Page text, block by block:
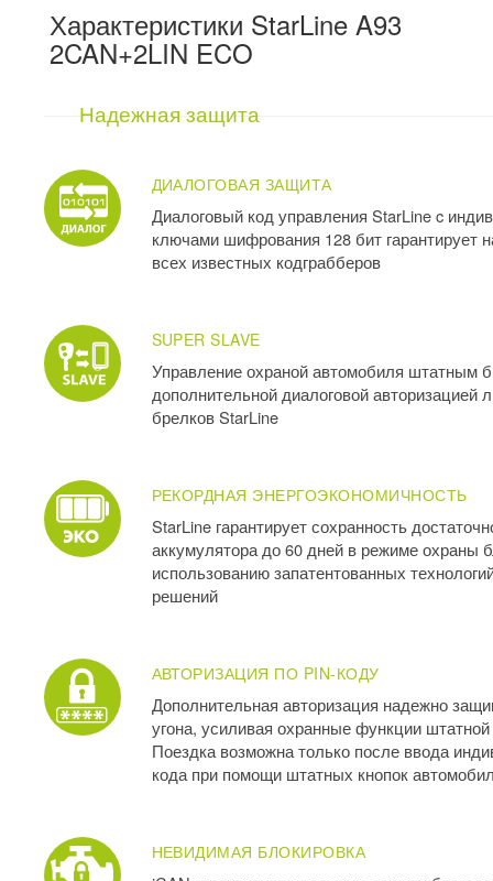
Характеристики StarLine A93
2CAN+2LIN ECO
Надежная защита
ДИАЛОГОВАЯ ЗАЩИТА
Диалоговый код управления StarLine c
ключами шифрования 128 бит гарантирует
всех известных кодграбберов
SUPER SLAVE
Управление охраной автомобиля штатным
дополнительной диалоговой авторизацией
брелков StarLine
РЕКОРДНАЯ ЭНЕРГОЭКОНОМИЧНОСТЬ
StarLine гарантирует сохранность
аккумулятора до 60 дней в режиме охраны
использованию запатентованных
решений
АВТОРИЗАЦИЯ ПО PIN-КОДУ
Дополнительная авторизация надежно
угона, усиливая охранные функции штатной
Поездка возможна только после ввода
кода при помощи штатных кнопок
НЕВИДИМАЯ БЛОКИРОВКА